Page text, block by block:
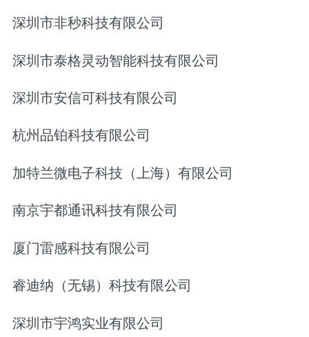
深圳市非秒科技有限公司
深圳市泰格灵动智能科技有限公司
深圳市安信可科技有限公司
杭州品铂科技有限公司
加特兰微电子科技（上海）有限公司
南京宇都通讯科技有限公司
厦门雷感科技有限公司
睿迪纳（无锡）科技有限公司
深圳市宇鸿实业有限公司